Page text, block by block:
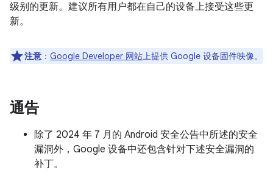
级别的更新。建议所有用户都在自己的设备上接受这些更
新。
注意 ： Google Developer 网站上提供 Google 设备固件映像。
通告
除了 2024 年 7 月的 Android 安全公告中所述的安全
漏洞外，Google 设备中还包含针对下述安全漏洞的
补丁。